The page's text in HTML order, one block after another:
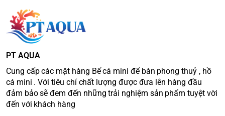
PT AQUA
Cung cấp các mặt hàng Bể cá mini để bàn phong thuỷ , hồ
cá mini . Với tiêu chí chất lượng được đưa lên hàng đầu
đảm bảo sẽ đem đến những trải nghiệm sản phẩm tuyệt vời
đến với khách hàng